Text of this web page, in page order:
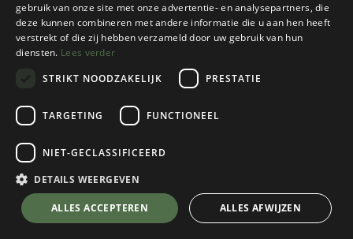
Cordee
Schweiz Extrem West: Band 1
€
64,95
💬 Stel je vraag over dit product via WhatsApp
gebruik van onze site met onze advertentie- en analysepartners, die
deze kunnen combineren met andere informatie die u aan hen heeft
verstrekt of die zij hebben verzameld door uw gebruik van hun
diensten. Lees verder
STRIKT NOODZAKELIJK
PRESTATIE
TARGETING FUNCTIONEEL
NIET-GECLASSIFICEERD
DETAILS WEERGEVEN
ALLES ACCEPTEREN ALLES AFWIJZEN